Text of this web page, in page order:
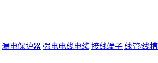
漏电保护器 强电电线电缆 接线端子 线管/线槽